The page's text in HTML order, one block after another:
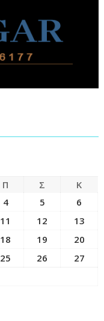
Π Σ
Κ
4 5
6
11 12
13
18 19
20
25 26
27